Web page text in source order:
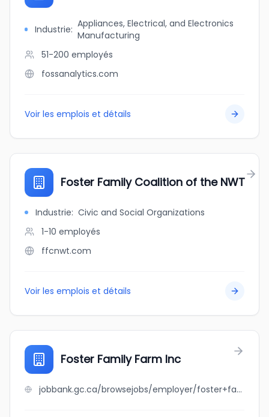
Industrie: Appliances, Electrical, and Electronics
Manufacturing
51-200 employés
fossanalytics.com
Voir les emplois et détails
Foster Family Coalition of the NWT
Industrie: Civic and Social Organizations
1-10 employés
ffcnwt.com
Voir les emplois et détails
Foster Family Farm Inc
jobbank.gc.ca/browsejobs/employer/foster+family+farm+inc/ca